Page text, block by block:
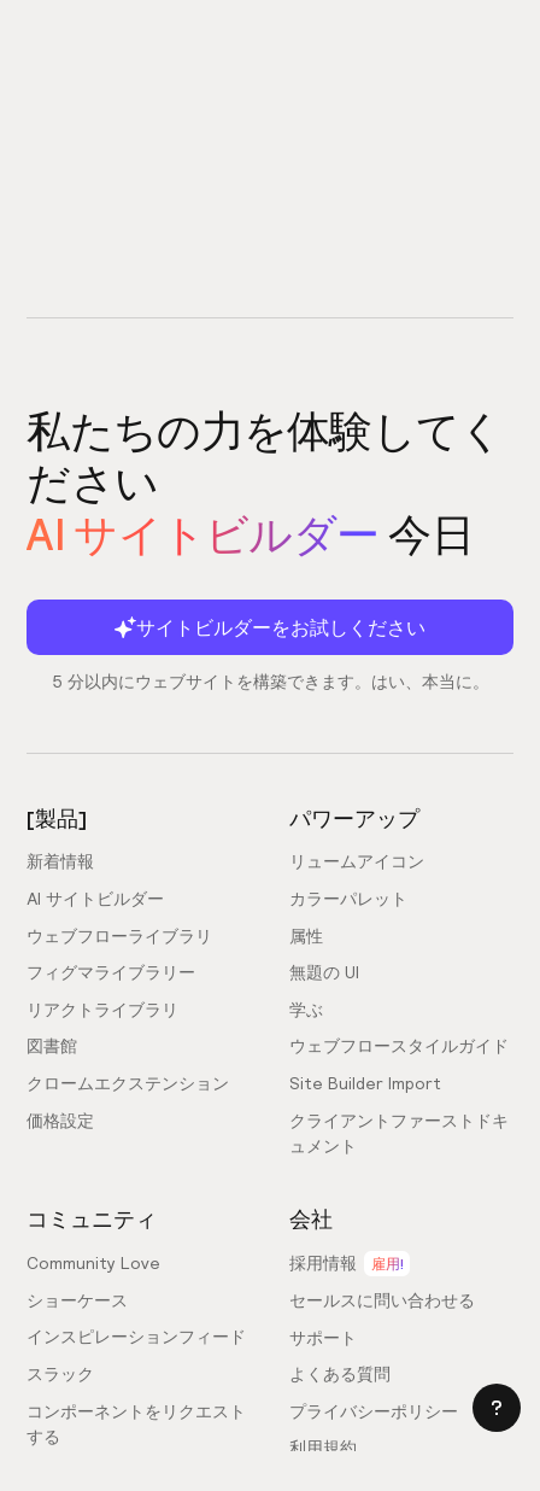
私たちの力を体験してく
ださい
AI サイトビルダー 今日
サイトビルダーをお試しください
5 分以内にウェブサイトを構築できます。はい、本当に。
[製品]
新着情報
AI サイトビルダー
ウェブフローライブラリ
フィグマライブラリー
リアクトライブラリ
図書館
クロームエクステンション
価格設定
パワーアップ
リュームアイコン
カラーパレット
属性
無題の UI
学ぶ
ウェブフロースタイルガイド
Site Builder Import
クライアントファーストドキ
ュメント
コミュニティ
Community Love
ショーケース
インスピレーションフィード
スラック
コンポーネントをリクエスト
する
会社
採用情報 雇用!
セールスに問い合わせる
サポート
よくある質問
プライバシーポリシー
利用規約